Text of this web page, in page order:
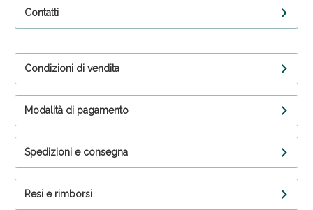
Contatti
Condizioni di vendita
Modalità di pagamento
Spedizioni e consegna
Resi e rimborsi